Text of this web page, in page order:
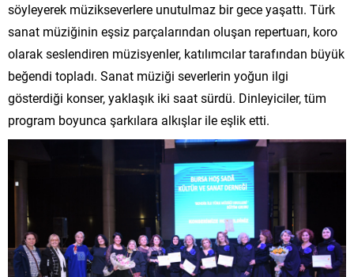
söyleyerek müzikseverlere unutulmaz bir gece yaşattı. Türk
sanat müziğinin eşsiz parçalarından oluşan repertuarı, koro
olarak seslendiren müzisyenler, katılımcılar tarafından büyük
beğendi topladı. Sanat müziği severlerin yoğun ilgi
gösterdiği konser, yaklaşık iki saat sürdü. Dinleyiciler, tüm
program boyunca şarkılara alkışlar ile eşlik etti.